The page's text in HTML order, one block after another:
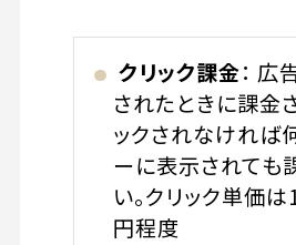
クリック課金： 広
されたときに課金
ックされなければ
ーに表示されても
い。クリック単価
円程度